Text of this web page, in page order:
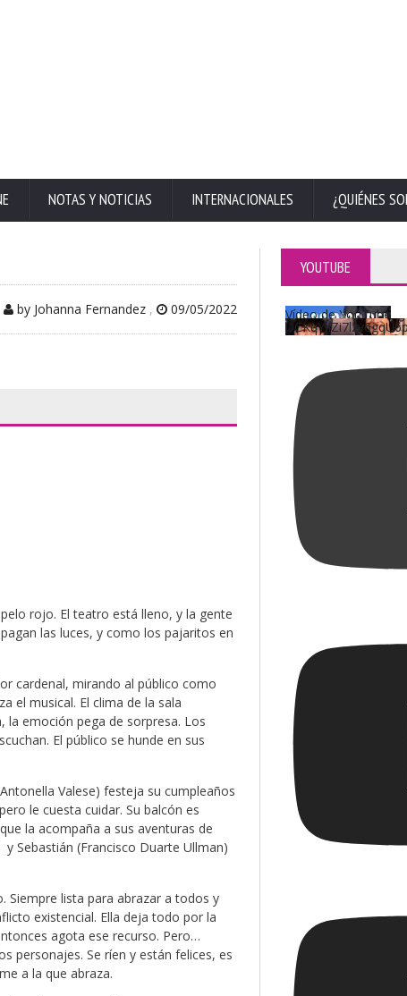
NOTAS Y NOTICIAS INTERNACIONALES ¿QUIÉNES
by Johanna Fernandez , 09/05/2022
rojo. El teatro está lleno, y la gente
las luces, y como los pajaritos en
cardenal, mirando al público como
el musical. El clima de la sala
la emoción pega de sorpresa. Los
El público se hunde en sus
Valese) festeja su cumpleaños
le cuesta cuidar. Su balcón es
la acompaña a sus aventuras de
Sebastián (Francisco Duarte Ullman)
Siempre lista para abrazar a todos y
existencial. Ella deja todo por la
agota ese recurso. Pero…
personajes. Se ríen y están felices, es
a la que abraza.
YOUTUBE
Vídeo de YouTube